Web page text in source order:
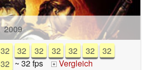
2009
32 32 32 32 32 32
32
32 ~ 32 fps + Vergleich